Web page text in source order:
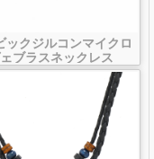
ックジルコンマイクロ
ブラスネックレス